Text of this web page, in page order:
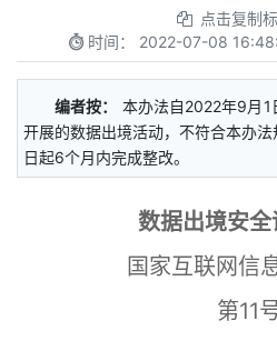
点击复制
时间： 2022-07-08
编者按：
本办法自2022年9月1
开展的数据出境活动，不符合本办
日起6个月内完成整改。
数据出境安
国家互联网信
第11